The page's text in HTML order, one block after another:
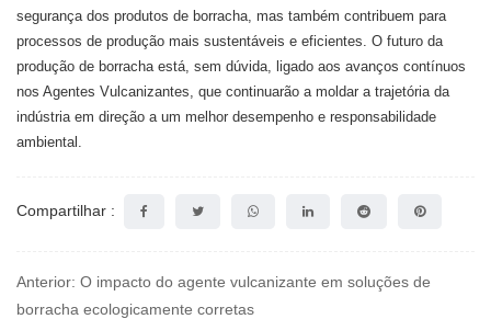
segurança dos produtos de borracha, mas também contribuem para
processos de produção mais sustentáveis ​​e eficientes. O futuro da
produção de borracha está, sem dúvida, ligado aos avanços contínuos
nos Agentes Vulcanizantes, que continuarão a moldar a trajetória da
indústria em direção a um melhor desempenho e responsabilidade
ambiental.
Compartilhar :
Anterior: O impacto do agente vulcanizante em soluções de
borracha ecologicamente corretas